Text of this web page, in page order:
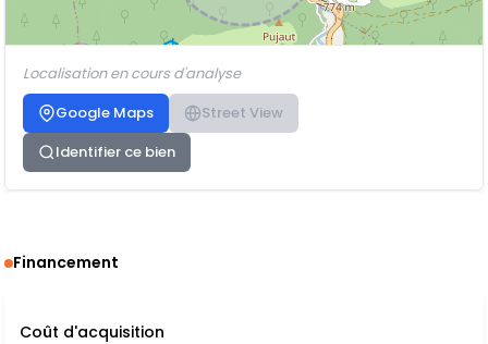
Localisation en cours d'analyse
Google Maps
Street View
Identifier ce bien
Financement
Coût d'acquisition